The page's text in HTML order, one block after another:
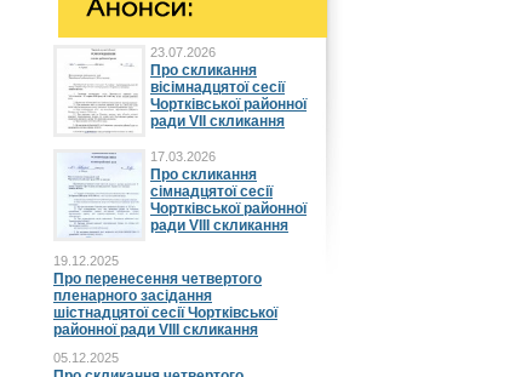
23.07.2026
Про скликання
вісімнадцятої сесії
Чортківської районної
ради VII скликання
17.03.2026
Про скликання
сімнадцятої сесії
Чортківської районної
ради VIII скликання
19.12.2025
Про перенесення четвертого
пленарного засідання
шістнадцятої сесії Чортківської
районної ради VIII скликання
05.12.2025